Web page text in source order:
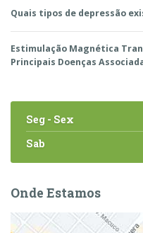
Quais tipos de depressão
Estimulação Magnética
Principais Doenças
Seg - Sex
Sab
Onde Estamos